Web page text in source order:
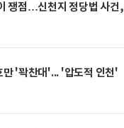
쟁점…신천지 정당법 사건,
만 '꽉찬대'... '압도적 인천'